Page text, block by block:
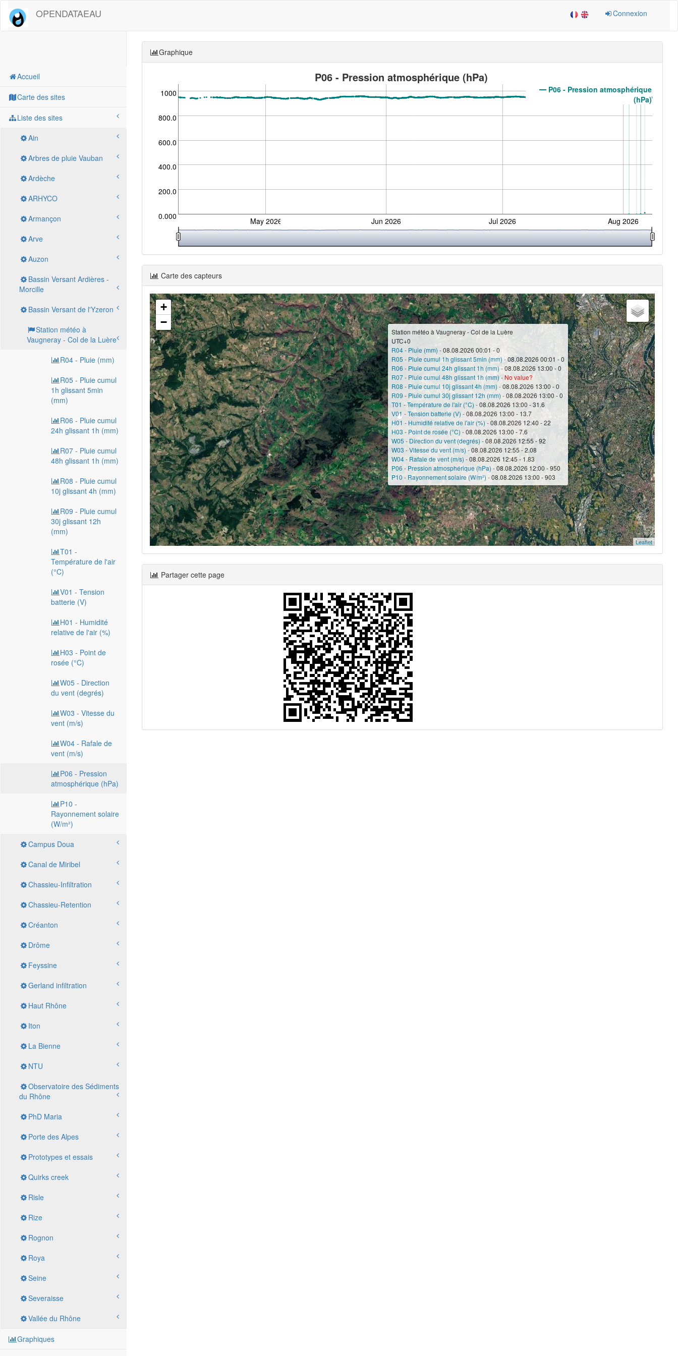
OPENDATAEAU Connexion
Accueil
Carte des sites
Liste des sites
Ain
Arbres de pluie Vauban
Ardèche
ARHYCO
Armançon
Arve
Auzon
Bassin Versant Ardières -
Morcille
Bassin Versant de l'Yzeron
Station météo à
Vaugneray - Col de la Luère
R04 - Pluie (mm)
R05 - Pluie cumul
1h glissant 5min
(mm)
R06 - Pluie cumul
24h glissant 1h (mm)
R07 - Pluie cumul
48h glissant 1h (mm)
R08 - Pluie cumul
10j glissant 4h (mm)
R09 - Pluie cumul
30j glissant 12h
(mm)
T01 -
Température de l'air
(°C)
V01 - Tension
batterie (V)
H01 - Humidité
relative de l'air (%)
H03 - Point de
rosée (°C)
W05 - Direction
du vent (degrés)
W03 - Vitesse du
vent (m/s)
W04 - Rafale de
vent (m/s)
P06 - Pression
atmosphérique (hPa)
P10 -
Rayonnement solaire
(W/m²)
Campus Doua
Canal de Miribel
Chassieu-Infiltration
Chassieu-Retention
Créanton
Drôme
Feyssine
Gerland infiltration
Haut Rhône
Iton
La Bienne
NTU
Observatoire des Sédiments
du Rhône
PhD Maria
Porte des Alpes
Prototypes et essais
Quirks creek
Risle
Rize
Rognon
Roya
Seine
Severaisse
Vallée du Rhône
Graphiques
Graphique
P06 - Pression atmosphérique (hPa)
P06 - Pression atmosphérique
(hPa)
0.000
200.0
400.0
600.0
800.0
1000
May 2026 Jun 2026 Jul 2026 Aug 2026
Carte des capteurs
Station météo à Vaugneray - Col de la Luère
UTC+0
R04 - Pluie (mm) -08.08.2026 00:01 - 0
R05 - Pluie cumul 1h glissant 5min (mm) -08.08.2026 00:01 - 0
R06 - Pluie cumul 24h glissant 1h (mm) -08.08.2026 13:00 - 0
R07 - Pluie cumul 48h glissant 1h (mm) -No value?
R08 - Pluie cumul 10j glissant 4h (mm) -08.08.2026 13:00 - 0
R09 - Pluie cumul 30j glissant 12h (mm) -08.08.2026 13:00 - 0
T01 - Température de l'air (°C) -08.08.2026 13:00 - 31.6
V01 - Tension batterie (V) -08.08.2026 13:00 - 13.7
H01 - Humidité relative de l'air (%) -08.08.2026 12:40 - 22
H03 - Point de rosée (°C) -08.08.2026 13:00 - 7.6
W05 - Direction du vent (degrés) -08.08.2026 12:55 - 92
W03 - Vitesse du vent (m/s) -08.08.2026 12:55 - 2.08
W04 - Rafale de vent (m/s) -08.08.2026 12:45 - 1.83
P06 - Pression atmosphérique (hPa) -08.08.2026 12:00 - 950
P10 - Rayonnement solaire (W/m²) -08.08.2026 13:00 - 903
+
−
Leaflet
Partager cette page